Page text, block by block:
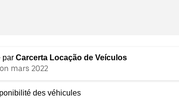
par Carcerta Locação de Veículos
mars 2022
des véhicules